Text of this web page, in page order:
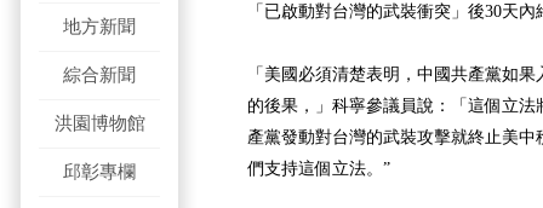
地方新聞
綜合新聞
洪園博物館
邱彰專欄
「已啟動對台灣的武裝衝突」後30天
「美國必須清楚表明，中國共產黨如
的後果，」科寧參議員說：「這個立
產黨發動對台灣的武裝攻擊就終止美
們支持這個立法。”